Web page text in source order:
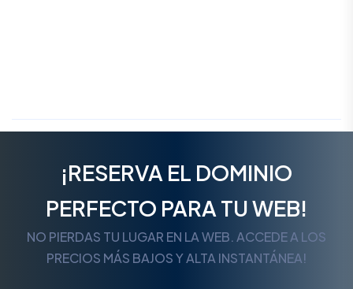
¡RESERVA EL DOMINIO
PERFECTO PARA TU WEB!
NO PIERDAS TU LUGAR EN LA WEB. ACCEDE A LOS
PRECIOS MÁS BAJOS Y ALTA INSTANTÁNEA!